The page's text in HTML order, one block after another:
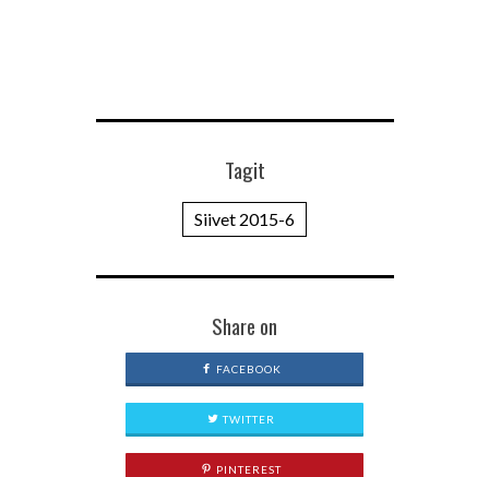
Tagit
Siivet 2015-6
Share on
FACEBOOK
TWITTER
PINTEREST